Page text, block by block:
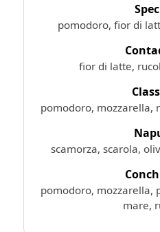
pomodoro, fior di
fior di latte,
pomodoro, mozzarella,
scamorza, scarola,
pomodoro, mozzarella,
mare,